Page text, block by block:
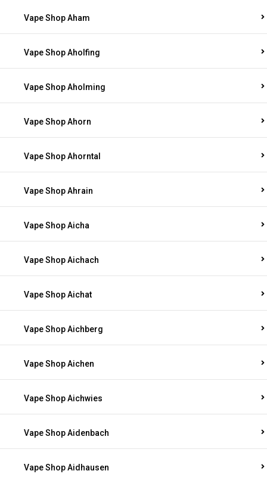
Vape Shop Aham
Vape Shop Aholfing
Vape Shop Aholming
Vape Shop Ahorn
Vape Shop Ahorntal
Vape Shop Ahrain
Vape Shop Aicha
Vape Shop Aichach
Vape Shop Aichat
Vape Shop Aichberg
Vape Shop Aichen
Vape Shop Aichwies
Vape Shop Aidenbach
Vape Shop Aidhausen